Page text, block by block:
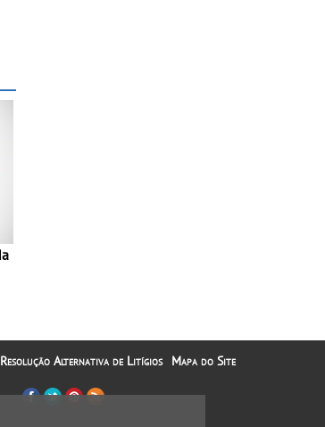
Resolução Alternativa de Litígios Mapa do Site